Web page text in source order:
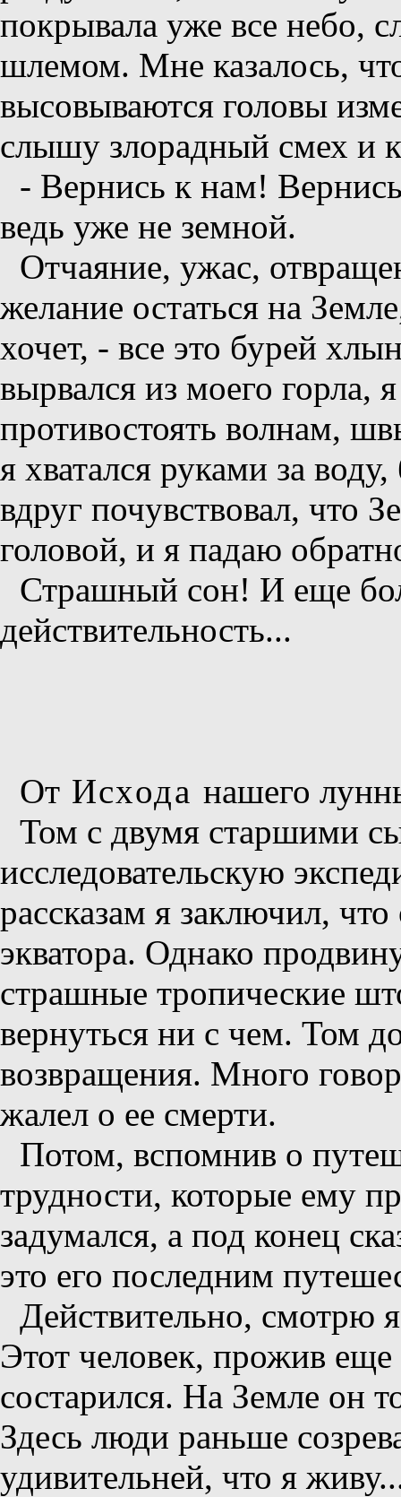
покрывала уже все небо,
шлемом. Мне казалось,
высовываются головы
слышу злорадный смех и
- Вернись к нам!
ведь уже не земной.
Отчаяние, ужас,
желание остаться на
хочет, - все это бурей
вырвался из моего горла,
противостоять волнам,
я хватался руками за
вдруг почувствовал, что
головой, и я падаю
Страшный сон! И еще
действительность...
От Исходанашего
Том с двумя старшими
исследовательскую
рассказам я заключил,
экватора. Однако
страшные тропические
вернуться ни с чем. Том
возвращения. Много
жалел о ее смерти.
Потом, вспомнив о
трудности, которые ему
задумался, а под конец
это его последним
Действительно, смотрю
Этот человек, прожив
состарился. На Земле он
Здесь люди раньше
удивительней, что я